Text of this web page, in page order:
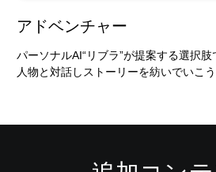
アドベンチャー
パーソナルAI“リブラ”が提案する選択
人物と対話しストーリーを紡いでいこう